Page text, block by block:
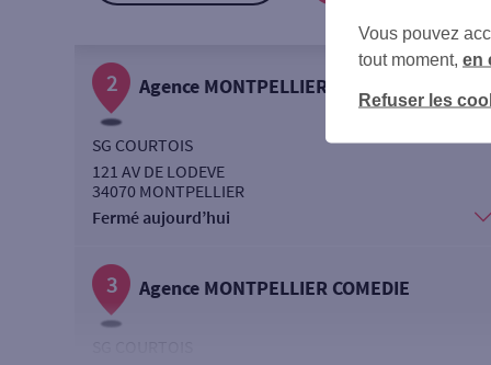
2 Agence MONTPELLIER CHAMBORD
SG COURTOIS
121 AV DE LODEVE
34070 MONTPELLIER
Fermé aujourd’hui
3 Agence MONTPELLIER COMEDIE
Vous pouvez
tout moment, en
Refuser les